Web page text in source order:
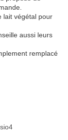
lait végétal pour
aussi leurs
remplacé